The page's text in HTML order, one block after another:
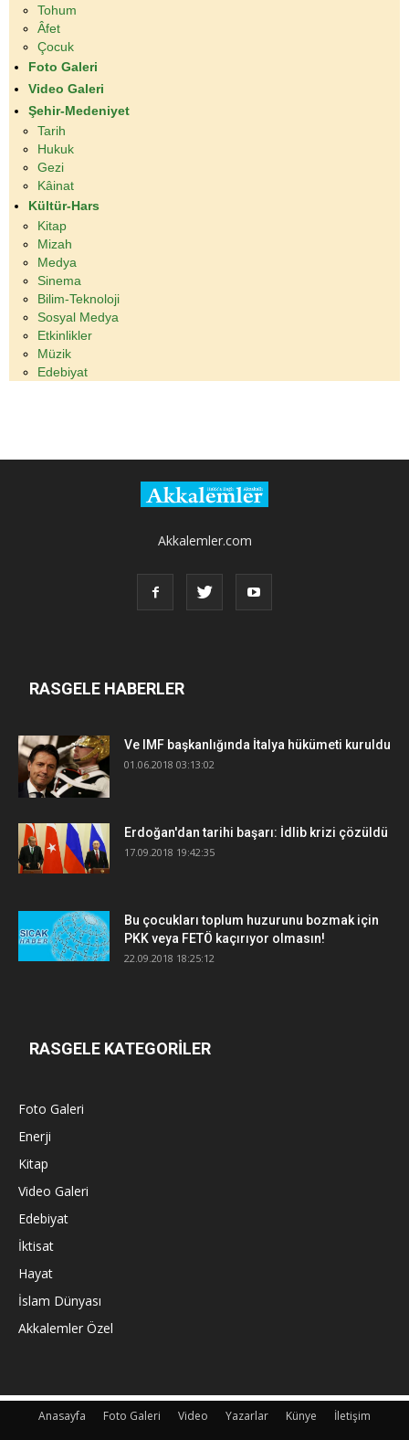
Tohum
Âfet
Çocuk
Foto Galeri
Video Galeri
Şehir-Medeniyet
Tarih
Hukuk
Gezi
Kâinat
Kültür-Hars
Kitap
Mizah
Medya
Sinema
Bilim-Teknoloji
Sosyal Medya
Etkinlikler
Müzik
Edebiyat
Akkalemler.com
RASGELE HABERLER
Ve IMF başkanlığında İtalya hükümeti kuruldu
01.06.2018 03:13:02
Erdoğan'dan tarihi başarı: İdlib krizi çözüldü
17.09.2018 19:42:35
Bu çocukları toplum huzurunu bozmak için
PKK veya FETÖ kaçırıyor olmasın!
22.09.2018 18:25:12
RASGELE KATEGORİLER
Foto Galeri
Enerji
Kitap
Video Galeri
Edebiyat
İktisat
Hayat
İslam Dünyası
Akkalemler Özel
Anasayfa Foto Galeri Video Yazarlar Künye
İletişim